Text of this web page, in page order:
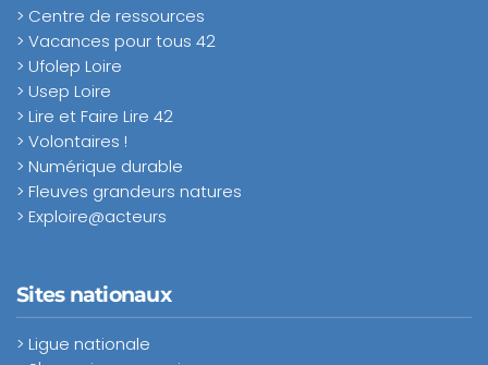
> Centre de ressources
> Vacances pour tous 42
> Ufolep Loire
> Usep Loire
> Lire et Faire Lire 42
> Volontaires !
> Numérique durable
> Fleuves grandeurs natures
> Exploire@acteurs
Sites nationaux
> Ligue nationale